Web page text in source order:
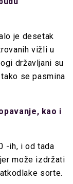
je desetak
vižli u
državljani su
se pasmina
kao i
-ih, i od tada
može izdržati
sorte.